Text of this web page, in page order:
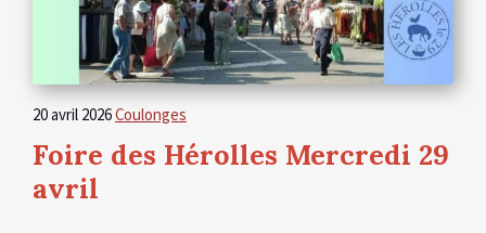
20 avril 2026Coulonges
Foire des Hérolles Mercredi 29
avril